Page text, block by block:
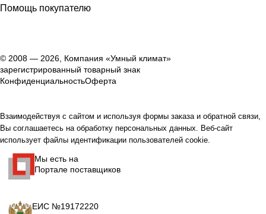
Помощь покупателю
© 2008 — 2026, Компания «Умный климат»
зарегистрированный товарный знак
КонфиденциальностьОферта
Взаимодействуя с сайтом и используя формы заказа и обратной связи,
Вы соглашаетесь на обработку персональных данных. Веб-сайт
использует файлы идентификации пользователей cookie.
Мы есть на
Портале поставщиков
ЕИС №19172220